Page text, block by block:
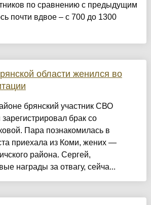
по сравнению с предыдущим
почти вдвое – с 700 до 1300
области женился во
брянский участник СВО
брак со
Пара познакомилась в
приехала из Коми, жених —
района. Сергей,
награды за отвагу, сейча...